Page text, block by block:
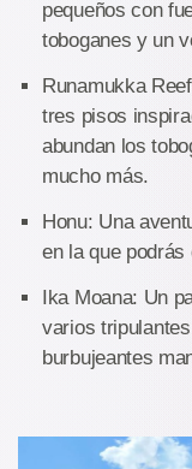
pequeños con
toboganes y un
Runamukka
tres pisos
abundan los
mucho más.
Honu: Una
en la que
Ika Moana: Un
varios
burbujeantes